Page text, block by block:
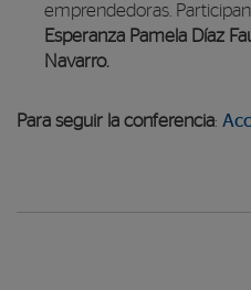
emprendedoras.
Esperanza Pamela Díaz
Navarro.
Para seguir la conferencia: